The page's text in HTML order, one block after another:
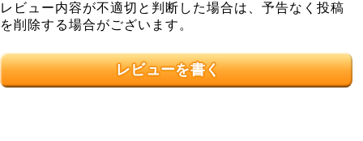
レビュー内容が不適切と判断した場合は、予告なく投稿
を削除する場合がございます。
レビューを書く